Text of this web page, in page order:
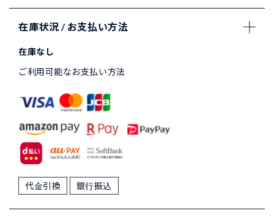
在庫状況 / お支払い方法
在庫なし
ご利用可能なお支払い方法
代金引換 銀行振込